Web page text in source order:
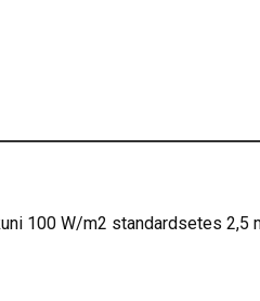
100 W/m2 standardsetes 2,5